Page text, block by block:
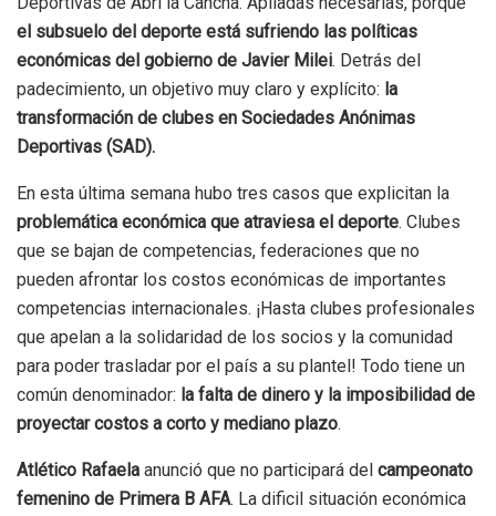
el subsuelo del deporte está sufriendo las políticas
económicas del gobierno de Javier Milei. Detrás del
padecimiento, un objetivo muy claro y explícito: la
transformación de clubes en Sociedades Anónimas
Deportivas (SAD).
En esta última semana hubo tres casos que explicitan la
problemática económica que atraviesa el deporte. Clubes
que se bajan de competencias, federaciones que no
pueden afrontar los costos económicas de importantes
competencias internacionales. ¡Hasta clubes profesionales
que apelan a la solidaridad de los socios y la comunidad
para poder trasladar por el país a su plantel! Todo tiene un
común denominador: la falta de dinero y la imposibilidad de
proyectar costos a corto y mediano plazo.
Atlético Rafaela anunció que no participará del campeonato
femenino de Primera B AFA. La dificil situación económica